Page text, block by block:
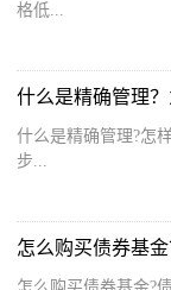
格低...
什么是精确管理？
什么是精确管理?怎
步...
怎么购买债券基